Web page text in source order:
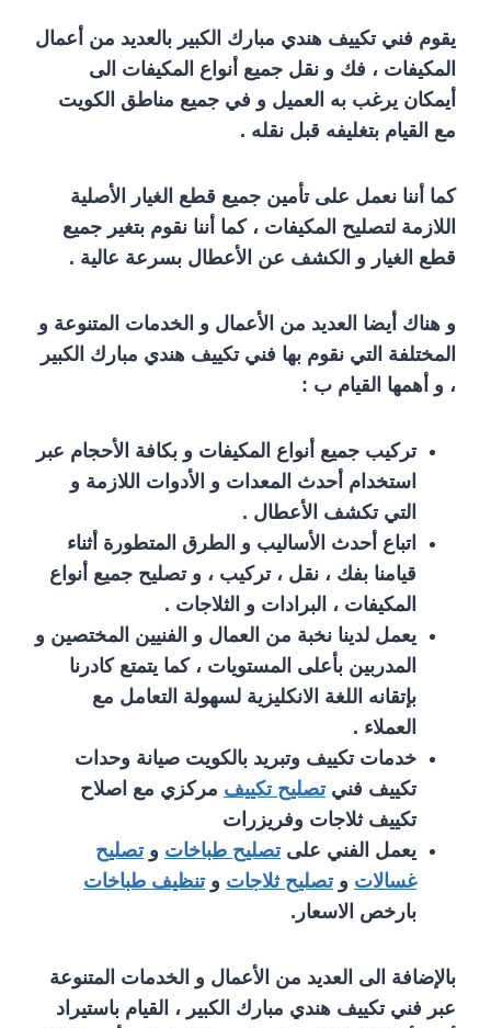
يقوم فني تكييف هندي مبارك الكبير بالعديد من أعمال
المكيفات ، فك و نقل جميع أنواع المكيفات الى
أيمكان يرغب به العميل و في جميع مناطق الكويت
مع القيام بتغليفه قبل نقله .
كما أننا نعمل على تأمين جميع قطع الغيار الأصلية
اللازمة لتصليح المكيفات ، كما أننا نقوم بتغير جميع
قطع الغيار و الكشف عن الأعطال بسرعة عالية .
و هناك أيضا العديد من الأعمال و الخدمات المتنوعة و
المختلفة التي نقوم بها فني تكييف هندي مبارك الكبير
، و أهمها القيام ب :
تركيب جميع أنواع المكيفات و بكافة الأحجام عبر
استخدام أحدث المعدات و الأدوات اللازمة و
التي تكشف الأعطال .
اتباع أحدث الأساليب و الطرق المتطورة أثناء
قيامنا بفك ، نقل ، تركيب ، و تصليح جميع أنواع
المكيفات ، البرادات و الثلاجات .
يعمل لدينا نخبة من العمال و الفنيين المختصين و
المدربين بأعلى المستويات ، كما يتمتع كادرنا
بإتقانه اللغة الانكليزية لسهولة التعامل مع
العملاء .
خدمات تكييف وتبريد بالكويت صيانة وحدات
تكييف فنيتصليح تكييف مركزي مع اصلاح
تكييف ثلاجات وفريزرات
يعمل الفني علىتصليح طباخات وتصليح
غسالات وتصليح ثلاجات وتنظيف طباخات
بارخص الاسعار.
بالإضافة الى العديد من الأعمال و الخدمات المتنوعة
عبر فني تكييف هندي مبارك الكبير ، القيام باستيراد